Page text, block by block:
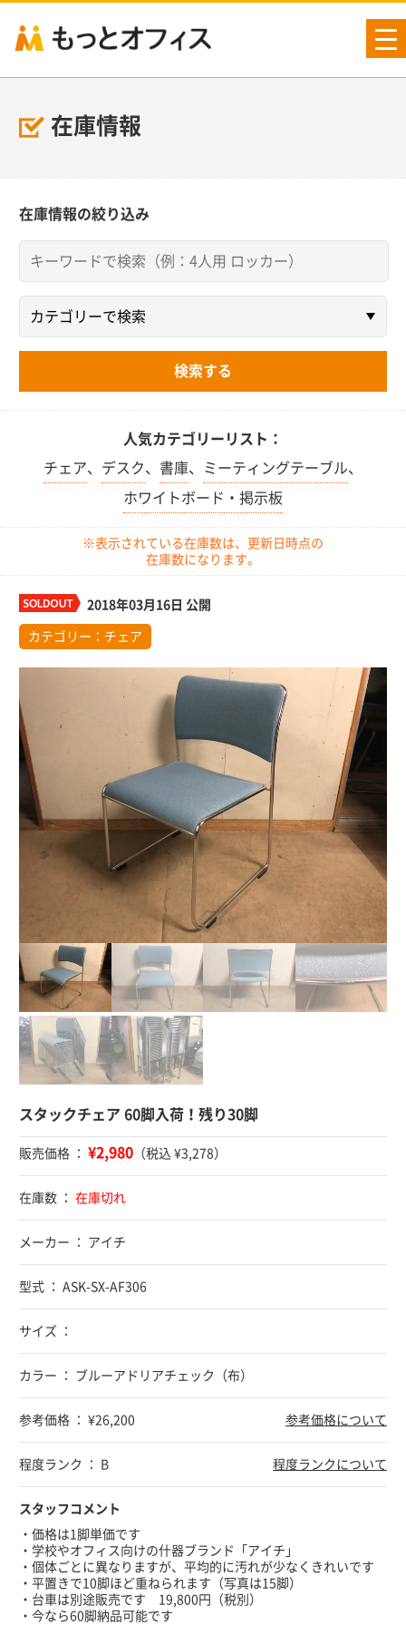
在庫情報
在庫情報の絞り込み
人気カテゴリーリスト：
チェア、 デスク、 書庫、 ミーティングテーブル、
ホワイトボード・掲示板
※表示されている在庫数は、更新日時点の
在庫数になります。
2018年03月16日 公開
カテゴリー： チェア
スタックチェア 60脚入荷！残り30脚
販売価格 ： ¥2,980 （税込 ¥3,278）
在庫数 ： 在庫切れ
メーカー ： アイチ
型式 ： ASK-SX-AF306
サイズ ：
カラー ： ブルーアドリアチェック（布）
参考価格 ： ¥26,200 参考価格について
程度ランク ： B 程度ランクについて
スタッフコメント
・価格は1脚単価です
・学校やオフィス向けの什器ブランド「アイチ」
・個体ごとに異なりますが、平均的に汚れが少なくきれいです
・平置きで10脚ほど重ねられます（写真は15脚）
・台車は別途販売です 19,800円（税別）
・今なら60脚納品可能です